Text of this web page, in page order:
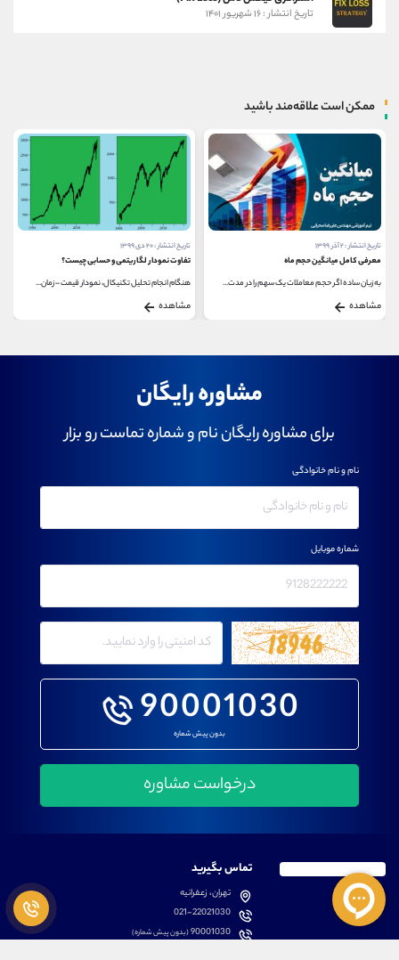
تاریخ انتشار : ۱۶ شهریور ۱۴۰۱
ممکن است علاقه‌مند باشید
تاریخ انتشار : ۲۰ دی ۱۳۹۹
تفاوت نمودار لگاریتمی و حسابی چیست؟
هنگام انجام تحلیل تکنیکال، نمودار قیمت – زمان...
مشاهده
تاریخ انتشار : ۱ بهمن ۱۳۹۹
مدت زمان قرارداد سبدگردانی
این روزها سرمایه گذاری در بازار بورس تبدیل به...
مشاهده
مشاوره رایگان
برای مشاوره رایگان نام و شماره تماست رو بزار
90001030
بدون پیش شماره
نام و نام خانوادگی
شماره موبایل
تماس بگیرید
تهران، زعفرانیه
021-22021030
90001030(بدون پیش شماره)